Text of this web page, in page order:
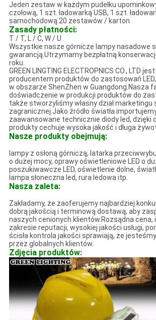
Jeden zestaw w każdym pudełku
czołową, 1 szt. ładowarką USB, 1 szt.
samochodową.20 zestawów / karton
Zasady płatności:
T / T, L / C, W / U
Wszystkie nasze górnicze lampy nasadowe
gwarancją.Utrzymamy bezpłatną
roku.
GREEN LINGTING ELECTROPNICS CO., LTD
producentem produktów do zastosowań
w obszarze ShenZhen w Guangdong.Nasza
doświadczenie w produkcji produktów do
także stworzyliśmy własny dział marketingu
zagranicznej.Jako źródło światła
zaawansowane technicznie diody led, dzięki
produkty cechuje wysoka jakość i długa
Nasze produkty obejmują:
lampy z osłoną górniczą, latarka
o dużej mocy, oprawy oświetleniowe LED o
poszukiwawcze LED, oświetlenie dolne,
lampa słoneczna led, rura ledowa itp.
Nasza zaleta:
Zakładamy, że zaoferujemy najbardziej
dobrą jakością i terminową dostawą, aby
naszych cenionych klientów.Rozsądna cena,
zakresie reputacji, wysokiej jakości usługi,
ścisła kontrola jakości sprawiają, że
przez globalnych klientów.
Zdjęcia produktów: